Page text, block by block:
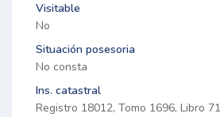
Visitable
No
Situación posesoria
No consta
Ins. catastral
Registro 18012, Tomo 1696, Libro